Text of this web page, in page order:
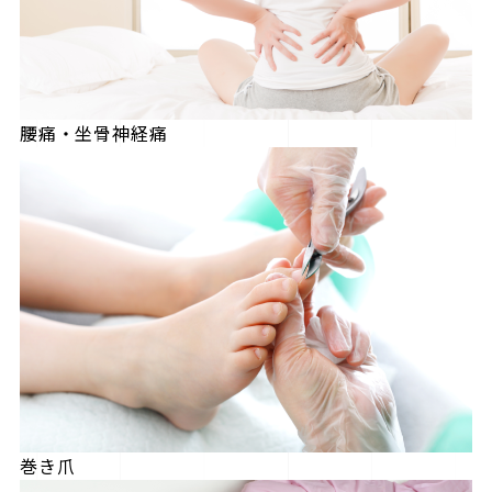
腰痛・坐骨神経痛
巻き爪